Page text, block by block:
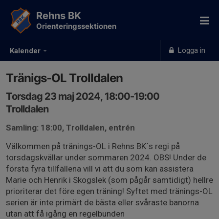
Kalender Logga in
Rehns BK
Orienteringssektionen
Tränigs-OL Trolldalen
Torsdag 23 maj 2024, 18:00-19:00
Trolldalen
Samling: 18:00, Trolldalen, entrén
Välkommen på tränings-OL i Rehns BK´s regi på
torsdagskvällar under sommaren 2024. OBS! Under de
första fyra tillfällena vill vi att du som kan assistera
Marie och Henrik i Skogslek (som pågår samtidigt) hellre
prioriterar det före egen träning! Syftet med tränings-OL
serien är inte primärt de bästa eller svåraste banorna
utan att få igång en regelbunden